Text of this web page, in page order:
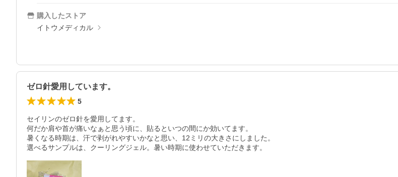
購入したストア
イトウメディカル
ゼロ針愛用しています。
5
セイリンのゼロ針を愛用してます。
何だか肩や首が痛いなぁと思う頃に、貼るといつの間にか効いてます。
暑くなる時期は、汗で剥がれやすいかなと思い、12ミリの大きさにしました。
選べるサンプルは、クーリングジェル。暑い時期に使わせていただきます。